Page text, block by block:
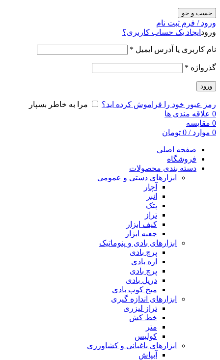
جست و جو
ورود / فرم ثبت نام
ورود ایجاد یک حساب کاربری؟
نام کاربری یا آدرس ایمیل *
گذرواژه *
ورود
رمز عبور خود را فراموش کرده اید؟
مرا به خاطر بسپار
0 علاقه مندی ها
0 مقایسه
0 موارد /
0 تومان
صفحه اصلی
فروشگاه
دسته بندی محصولات
ابزارهای دستی و عمومی
آچار
انبر
پتک
تراز
کیف ابزار
جعبه ابزار
ابزارهای بادی و پنوماتیک
پرچ بادی
اره بادی
پرچ بادی
دریل بادی
میخ کوب بادی
ابزارهای اندازه گیری
تراز لیزری
خط کش
متر
کولیس
ابزارهای باغبانی و کشاورزی
آبپاش